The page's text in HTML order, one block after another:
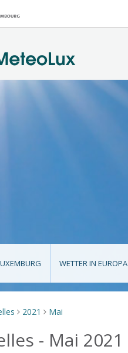
WETTER IN EUROPA
> 2021 > Mai
- Mai 2021